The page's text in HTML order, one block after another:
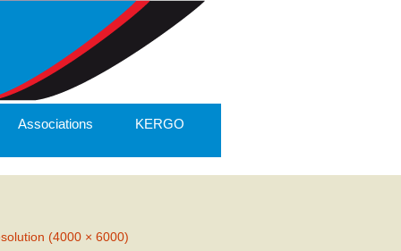
Associations KERGO
(4000 × 6000)